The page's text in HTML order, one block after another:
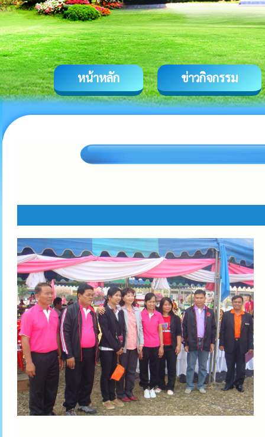
หน้าหลัก ข่าวกิจกรรม